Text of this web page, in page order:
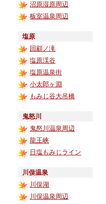
沼原湿原周辺
板室温泉周辺
塩原
回顧ノ滝
塩原渓谷
塩原温泉街
小太郎ヶ淵
もみじ谷大吊橋
鬼怒川
鬼怒川温泉周辺
龍王峡
日塩もみじライン
川俣温泉
川俣湖
川俣温泉周辺